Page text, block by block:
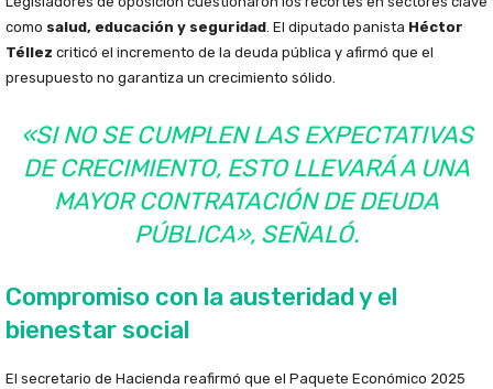
como salud, educación y seguridad. El diputado panista Héctor
Téllez criticó el incremento de la deuda pública y afirmó que el
presupuesto no garantiza un crecimiento sólido.
«SI NO SE CUMPLEN LAS EXPECTATIVAS
DE CRECIMIENTO, ESTO LLEVARÁ A UNA
MAYOR CONTRATACIÓN DE DEUDA
PÚBLICA», SEÑALÓ.
Compromiso con la austeridad y el
bienestar social
El secretario de Hacienda reafirmó que el Paquete Económico 2025